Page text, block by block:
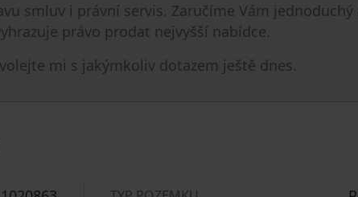
smluv i právní servis. Zaručíme Vám jednoduchý
právo prodat nejvyšší nabídce.
mi s jakýmkoliv dotazem ještě dnes.